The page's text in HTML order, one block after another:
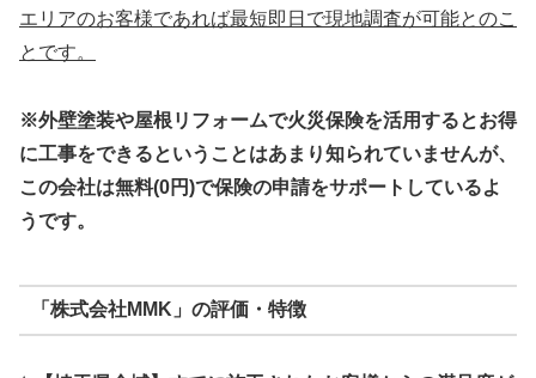
エリアのお客様であれば最短即日で現地調査が可能とのこ
とです。
※外壁塗装や屋根リフォームで火災保険を活用するとお得
に工事をできるということはあまり知られていませんが、
この会社は無料(0円)で保険の申請をサポートしているよ
うです。
「株式会社MMK」の評価・特徴